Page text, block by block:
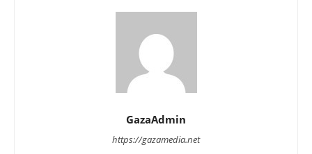
GazaAdmin
https://gazamedia.net